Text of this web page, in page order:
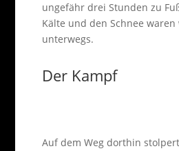
ungefähr drei Stunden zu
Kälte und den Schnee
unterwegs.
Der Kampf
Auf dem Weg dorthin